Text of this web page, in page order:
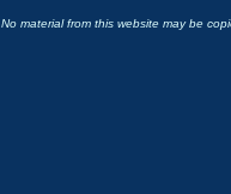
No material from this website may be